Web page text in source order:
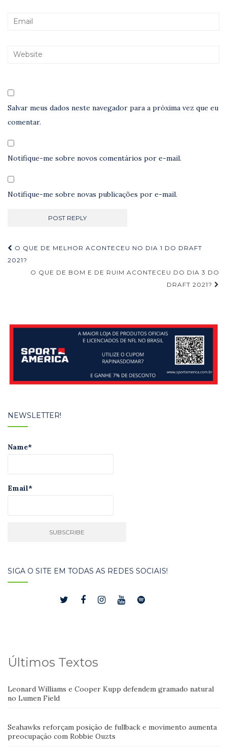
Salvar meus dados neste navegador para a próxima vez que eu
comentar.
Notifique-me sobre novos comentários por e-mail.
Notifique-me sobre novas publicações por e-mail.
Navegação
de
Post
O QUE DE MELHOR ACONTECEU NO DIA 1 DO DRAFT
2021?
O QUE DE BOM E DE RUIM ACONTECEU DO DIA 3 DO
DRAFT 2021?
NEWSLETTER!
Name*
Email*
SIGA O SITE EM TODAS AS REDES SOCIAIS!
Últimos Textos
Leonard Williams e Cooper Kupp defendem gramado natural
no Lumen Field
Seahawks reforçam posição de fullback e movimento aumenta
preocupação com Robbie Ouzts